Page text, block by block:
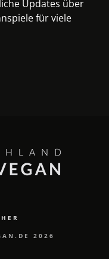
Updates über
für viele
2026